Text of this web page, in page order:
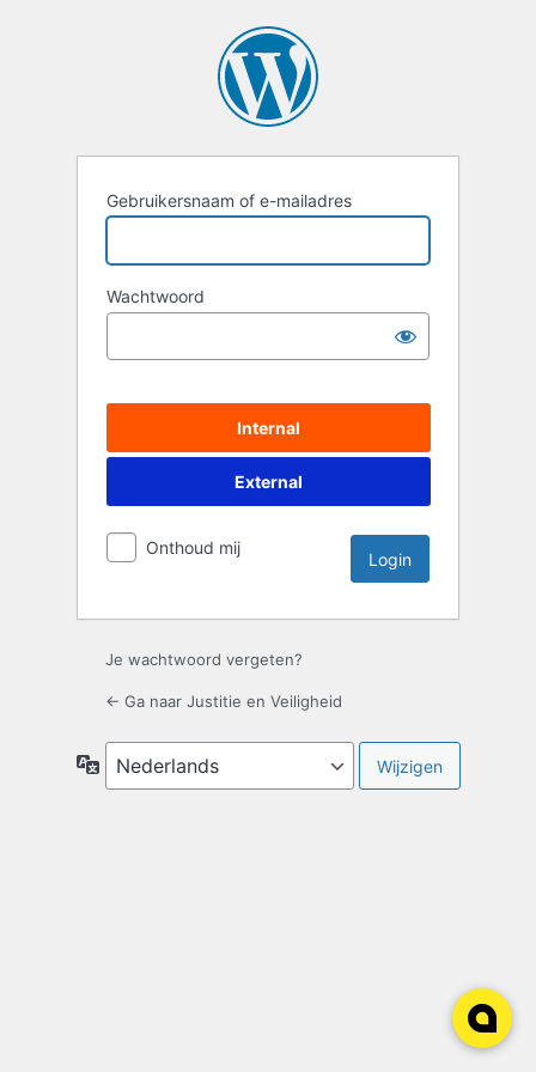
Gebruikersnaam of e-mailadres
Wachtwoord
Internal
External
Onthoud mij
Je wachtwoord vergeten?
← Ga naar Justitie en Veiligheid
Taal